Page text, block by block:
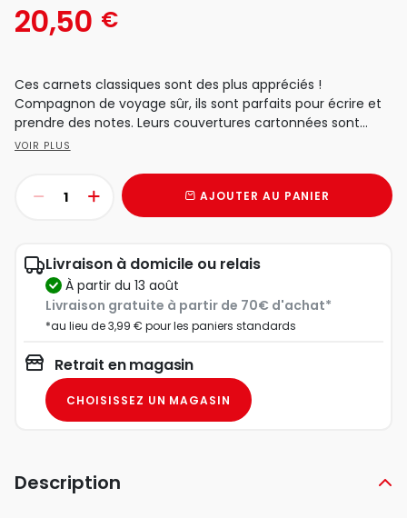
20,50 €
Ces carnets classiques sont des plus appréciés !
Compagnon de voyage sûr, ils sont parfaits pour écrire et
prendre des notes. Leurs couvertures cartonnées sont...
VOIR PLUS
AJOUTER AU PANIER
Livraison à domicile ou relais
à partir du 13 août
Livraison gratuite à partir de 70€ d'achat*
*au lieu de 3,99 € pour les paniers standards
Retrait en magasin
CHOISISSEZ UN MAGASIN
Description